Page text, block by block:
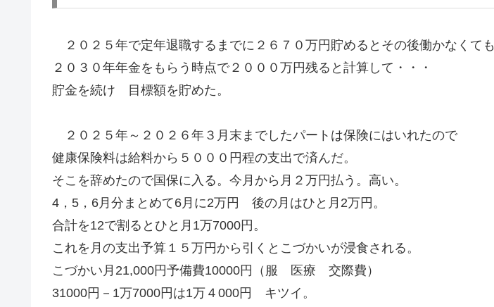
２０２５年で定年退職するまでに２６７０万円貯めるとその後働かなくても
２０３０年年金をもらう時点で２０００万円残ると計算して・・・
貯金を続け 目標額を貯めた。
２０２５年～２０２６年３月末までしたパートは保険にはいれたので
健康保険料は給料から５０００円程の支出で済んだ。
そこを辞めたので国保に入る。今月から月２万円払う。高い。
4，5，6月分まとめて6月に2万円 後の月はひと月2万円。
合計を12で割るとひと月1万7000円。
これを月の支出予算１５万円から引くとこづかいが浸食される。
こづかい月21,000円予備費10000円（服 医療 交際費）
31000円－1万7000円は1万４000円 キツイ。